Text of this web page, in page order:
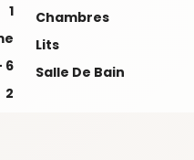
1
6
2
Chambres
Lits
Salle De Bain